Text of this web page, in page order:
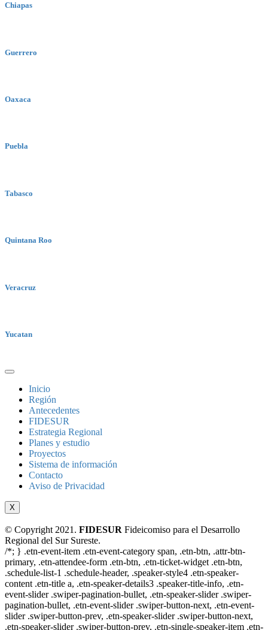
Chiapas
Guerrero
Oaxaca
Puebla
Tabasco
Quintana Roo
Veracruz
Yucatan
Inicio
Región
Antecedentes
FIDESUR
Estrategia Regional
Planes y estudio
Proyectos
Sistema de información
Contacto
Aviso de Privacidad
X
© Copyright 2021. FIDESUR Fideicomiso para el Desarrollo
Regional del Sur Sureste.
/*; } .etn-event-item .etn-event-category span, .etn-btn, .attr-btn-
primary, .etn-attendee-form .etn-btn, .etn-ticket-widget .etn-btn,
.schedule-list-1 .schedule-header, .speaker-style4 .etn-speaker-
content .etn-title a, .etn-speaker-details3 .speaker-title-info, .etn-
event-slider .swiper-pagination-bullet, .etn-speaker-slider .swiper-
pagination-bullet, .etn-event-slider .swiper-button-next, .etn-event-
slider .swiper-button-prev, .etn-speaker-slider .swiper-button-next,
.etn-speaker-slider .swiper-button-prev, .etn-single-speaker-item .etn-